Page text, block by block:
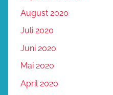
August 2020
Juli 2020
Juni 2020
Mai 2020
April 2020